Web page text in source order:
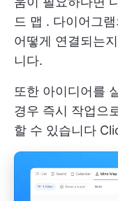
드 맵 . 다이어그
어떻게 연결되는
니다.
또한 아이디어를
경우 즉시 작업으
할 수 있습니다